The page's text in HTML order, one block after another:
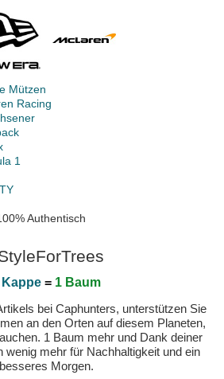
Mützen
Racing
1
Authentisch
Kappe = 1 Baum
bei Caphunters, unterstützen Sie
an den Orten auf diesem Planeten,
1 Baum mehr und Dank deiner
wenig mehr für Nachhaltigkeit und ein
besseres Morgen.